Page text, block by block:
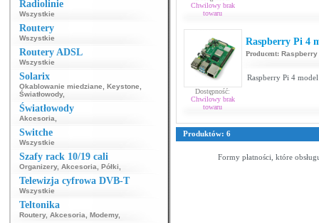
Radiolinie
Wszystkie
Routery
Wszystkie
Routery ADSL
Wszystkie
Solarix
Okablowanie miedziane Keystone
Światłowody,
Światłowody
Akcesoria
Switche
Wszystkie
Szafy rack 10/19 cali
Organizery, Akcesoria Półki
Telewizja cyfrowa DVB-T
Wszystkie
Teltonika
Routery, Akcesoria Modemy,
Chwilowy brak
towaru
Dostępność:
Chwilowy brak
towaru
Raspberry Pi 4
Producent: Raspberry
Raspberry Pi 4
Produktów: 6
Formy płatności, które